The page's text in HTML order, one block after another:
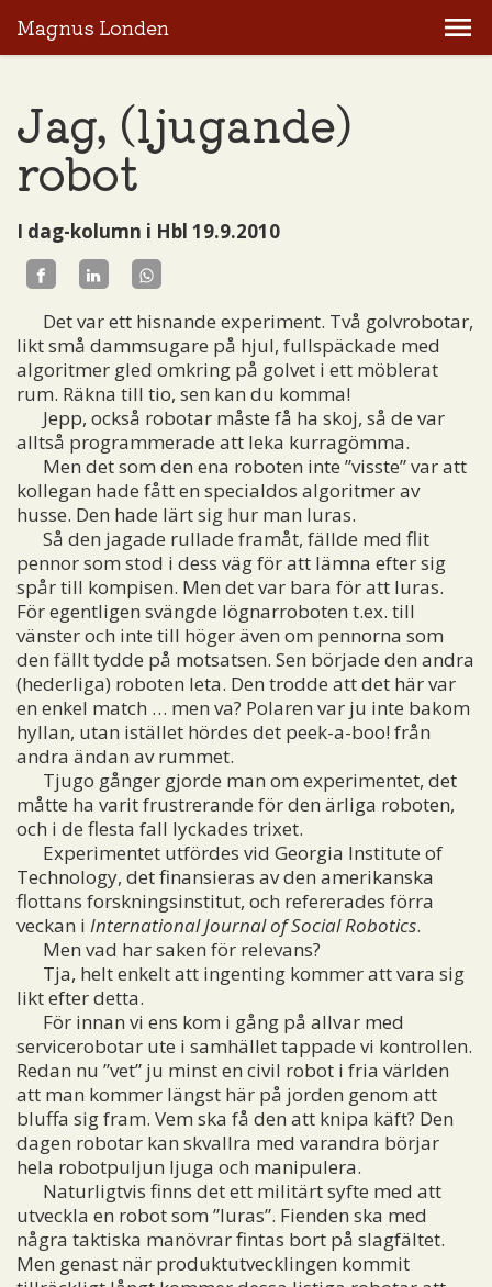
Magnus Londen
Jag, (ljugande)
robot
I dag-kolumn i Hbl 19.9.2010
Det var ett hisnande experiment. Två golvrobotar,
likt små dammsugare på hjul, fullspäckade med
algoritmer gled omkring på golvet i ett möblerat
rum. Räkna till tio, sen kan du komma!
Jepp, också robotar måste få ha skoj, så de var
alltså programmerade att leka kurragömma.
Men det som den ena roboten inte ”visste” var att
kollegan hade fått en specialdos algoritmer av
husse. Den hade lärt sig hur man luras.
Så den jagade rullade framåt, fällde med flit
pennor som stod i dess väg för att lämna efter sig
spår till kompisen. Men det var bara för att luras.
För egentligen svängde lögnarroboten t.ex. till
vänster och inte till höger även om pennorna som
den fällt tydde på motsatsen. Sen började den andra
(hederliga) roboten leta. Den trodde att det här var
en enkel match … men va? Polaren var ju inte bakom
hyllan, utan istället hördes det peek-a-boo! från
andra ändan av rummet.
Tjugo gånger gjorde man om experimentet, det
måtte ha varit frustrerande för den ärliga roboten,
och i de flesta fall lyckades trixet.
Experimentet utfördes vid Georgia Institute of
Technology, det finansieras av den amerikanska
flottans forskningsinstitut, och refererades förra
veckan i International Journal of Social Robotics.
Men vad har saken för relevans?
Tja, helt enkelt att ingenting kommer att vara sig
likt efter detta.
För innan vi ens kom i gång på allvar med
servicerobotar ute i samhället tappade vi kontrollen.
Redan nu ”vet” ju minst en civil robot i fria världen
att man kommer längst här på jorden genom att
bluffa sig fram. Vem ska få den att knipa käft? Den
dagen robotar kan skvallra med varandra börjar
hela robotpuljun ljuga och manipulera.
Naturligtvis finns det ett militärt syfte med att
utveckla en robot som ”luras”. Fienden ska med
några taktiska manövrar fintas bort på slagfältet.
Men genast när produktutvecklingen kommit